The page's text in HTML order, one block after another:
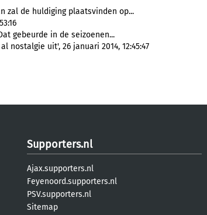
zal de huldiging plaatsvinden op...
gebeurde in de seizoenen...
nostalgie uit', 26 januari 2014, 12:45:47
Supporters.nl
Ajax.supporters.nl
Feyenoord.supporters.nl
PSV.supporters.nl
Sitemap